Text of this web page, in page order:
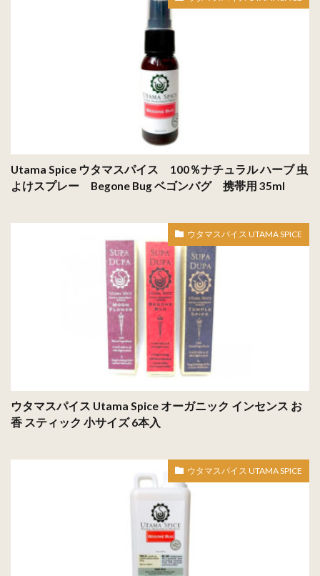
Utama Spice ウタマスパイス 100％ナチュラル ハーブ 虫
よけスプレー Begone Bug ベゴンバグ 携帯用 35ml
ウタマスパイス UTAMA SPICE
ウタマスパイス Utama Spice オーガニック インセンス お
香 スティック 小サイズ 6本入
ウタマスパイス UTAMA SPICE